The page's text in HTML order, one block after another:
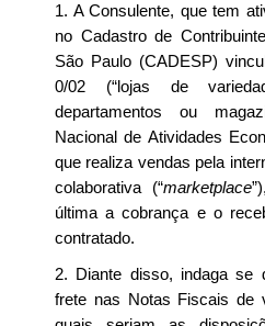
1. A Consulente, que tem
no Cadastro de
São Paulo (CADESP)
0/02 (“lojas de
departamentos ou
Nacional de Atividades
que realiza vendas pela
colaborativa (“marketplace
última a cobrança e o
contratado.
2. Diante disso, indaga se
frete nas Notas Fiscais de